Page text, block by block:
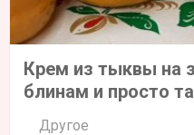
Крем из тыквы на
блинам и просто
Другое